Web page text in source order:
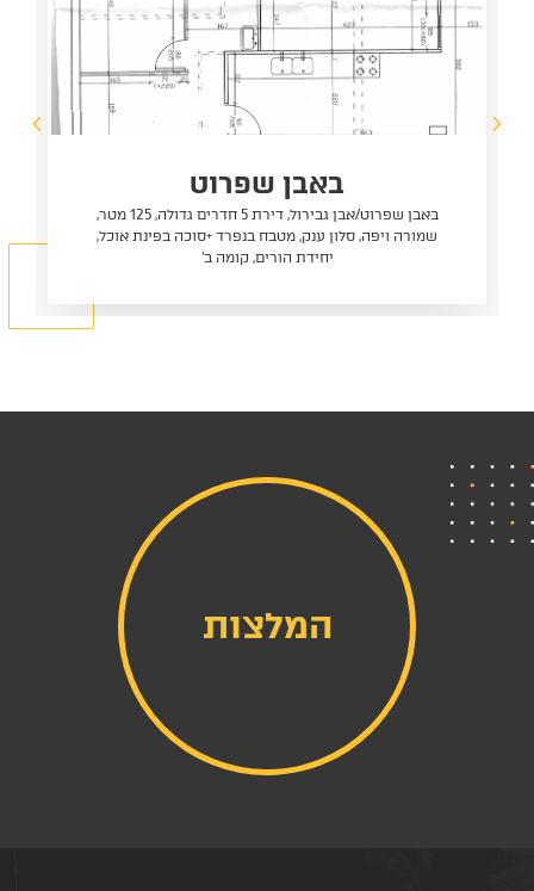
באבן שפרוט
באבן שפרוט/אבן גבירול, דירת 5 חדרים גדולה, 125 מטר,
שמורה ויפה, סלון ענק, מטבח בנפרד +סוכה בפינת אוכל,
יחידת הורים, קומה ב'
המלצות